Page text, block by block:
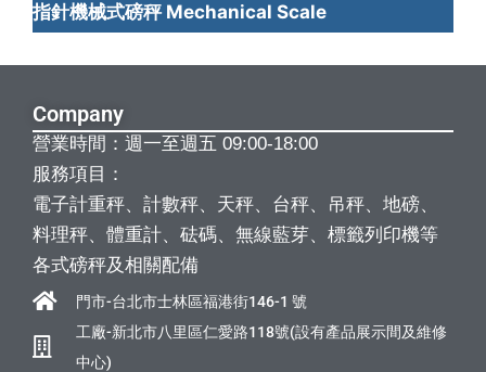
指針機械式磅秤 Mechanical Scale
Company
營業時間：週一至週五 09:00-18:00
服務項目：
電子計重秤、計數秤、天秤、台秤、吊秤、地磅、
料理秤、體重計、砝碼、無線藍芽、標籤列印機等
各式磅秤及相關配備
門市-台北市士林區福港街146-1 號
工廠-新北市八里區仁愛路118號(設有產品展示間及維修
中心)